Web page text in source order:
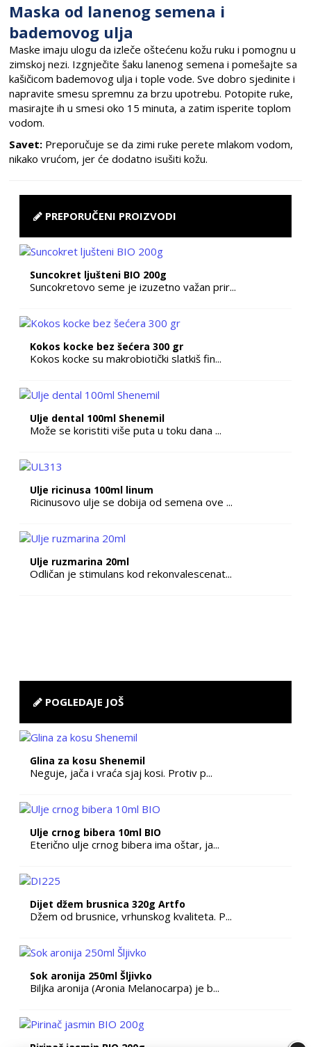
Maska od lanenog semena i
bademovog ulja
Maske imaju ulogu da izleče oštećenu kožu ruku i pomognu u
zimskoj nezi. Izgnječite šaku lanenog semena i pomešajte sa
kašičicom bademovog ulja i tople vode. Sve dobro sjedinite i
napravite smesu spremnu za brzu upotrebu. Potopite ruke,
masirajte ih u smesi oko 15 minuta, a zatim isperite toplom
vodom.
Savet: Preporučuje se da zimi ruke perete mlakom vodom,
nikako vrućom, jer će dodatno isušiti kožu.
PREPORUČENI PROIZVODI
Suncokret ljušteni BIO 200g
Suncokretovo seme je izuzetno važan prir...
Kokos kocke bez šećera 300 gr
Kokos kocke su makrobiotički slatkiš fin...
Ulje dental 100ml Shenemil
Može se koristiti više puta u toku dana ...
Ulje ricinusa 100ml linum
Ricinusovo ulje se dobija od semena ove ...
Ulje ruzmarina 20ml
Odličan je stimulans kod rekonvalescenat...
POGLEDAJE JOŠ
Glina za kosu Shenemil
Neguje, jača i vraća sjaj kosi. Protiv p...
Ulje crnog bibera 10ml BIO
Eterično ulje crnog bibera ima oštar, ja...
Dijet džem brusnica 320g Artfo
Džem od brusnice, vrhunskog kvaliteta. P...
Sok aronija 250ml Šljivko
Biljka aronija (Aronia Melanocarpa) je b...